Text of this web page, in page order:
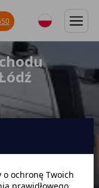
Godzina
ochronę Twoich